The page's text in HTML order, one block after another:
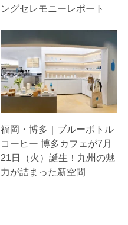
ングセレモニーレポート
福岡・博多｜ブルーボトル
コーヒー 博多カフェが7月
21日（火）誕生！九州の魅
力が詰まった新空間